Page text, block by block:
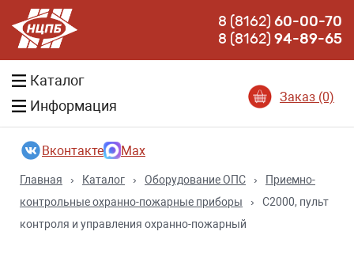
8 (8162)60-00-70
8 (8162)94-89-65
Каталог
Информация
Заказ (0)
Вконтакте Max
Главная › Каталог › Оборудование ОПС ›
Приемно-
контрольные охранно-пожарные приборы
›
С2000, пульт
контроля и управления охранно-пожарный